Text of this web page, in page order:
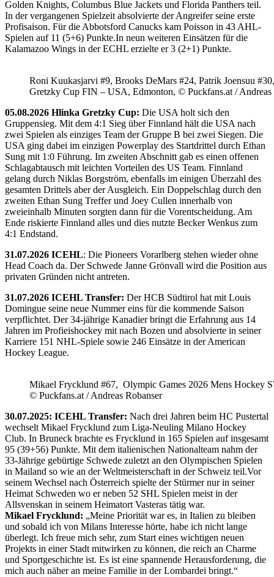
Golden Knights, Columbus Blue Jackets und Florida Panthers teil.
In der vergangenen Spielzeit absolvierte der Angreifer seine erste
Profisaison. Für die Abbotsford Canucks kam Poisson in 43 AHL-
Spielen auf 11 (5+6) Punkte.In neun weiteren Einsätzen für die
Kalamazoo Wings in der ECHL erzielte er 3 (2+1) Punkte.
Roni Kuukasjarvi #9, Brooks DeMars #24, Patrik Joensuu
Gretzky Cup FIN – USA, Edmonton, © Puckfans.at / Andreas
05.08.2026 Hlinka Gretzky Cup: Die USA holt sich den
Gruppensieg. Mit dem 4:1 Sieg über Finnland hält die USA nach
zwei Spielen als einziges Team der Gruppe B bei zwei Siegen. Die
USA ging dabei im einzigen Powerplay des Startdrittel durch Ethan
Sung mit 1:0 Führung. Im zweiten Abschnitt gab es einen offenen
Schlagabtausch mit leichten Vorteilen des US Team. Finnland
gelang durch Niklas Borgström, ebenfalls im einigen Überzahl des
gesamten Drittels aber der Ausgleich. Ein Doppelschlag durch den
zweiten Ethan Sung Treffer und Joey Cullen innerhalb von
zweieinhalb Minuten sorgten dann für die Vorentscheidung. Am
Ende riskierte Finnland alles und dies nutzte Becker Wenkus zum
4:1 Endstand.
31.07.2026 ICEHL: Die Pioneers Vorarlberg stehen wieder ohne
Head Coach da. Der Schwede Janne Grönvall wird die Position aus
privaten Gründen nicht antreten.
31.07.2026 ICEHL Transfer: Der HCB Südtirol hat mit Louis
Domingue seine neue Nummer eins für die kommende Saison
verpflichtet. Der 34-jährige Kanadier bringt die Erfahrung aus 14
Jahren im Profieishockey mit nach Bozen und absolvierte in seiner
Karriere 151 NHL-Spiele sowie 246 Einsätze in der American
Hockey League.
Mikael Frycklund #67, Olympic Games 2026 Mens Hockey
© Puckfans.at / Andreas Robanser
30.07.2025: ICEHL Transfer: Nach drei Jahren beim HC Pustertal
wechselt Mikael Frycklund zum Liga-Neuling Milano Hockey
Club. In Bruneck brachte es Frycklund in 165 Spielen auf insgesamt
95 (39+56) Punkte. Mit dem italienischen Nationalteam nahm der
33-Jährige gebürtige Schwede zuletzt an den Olympischen Spielen
in Mailand so wie an der Weltmeisterschaft in der Schweiz teil.Vor
seinem Wechsel nach Österreich spielte der Stürmer nur in seiner
Heimat Schweden wo er neben 52 SHL Spielen meist in der
Allsvenskan in seinem Heimatort Vasteras tätig war.
Mikael Frycklund: „Meine Priorität war es, in Italien zu bleiben
und sobald ich von Milans Interesse hörte, habe ich nicht lange
überlegt. Ich freue mich sehr, zum Start eines wichtigen neuen
Projekts in einer Stadt mitwirken zu können, die reich an Charme
und Sportgeschichte ist. Es ist eine spannende Herausforderung, die
mich auch näher an meine Familie in der Lombardei bringt.“